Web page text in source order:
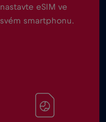
nastavte eSIM ve
svém smartphonu.